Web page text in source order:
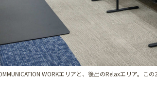
WORKエリアと、後出のRelaxエリア。こ